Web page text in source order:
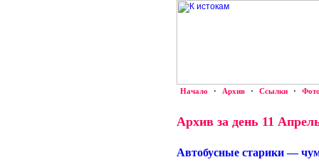
Начало · Архив · Ссылки ·
Архив за день 11
Автобусные старики —